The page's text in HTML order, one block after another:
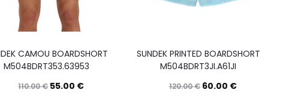
CAMOU BOARDSHORT
M504BDRT353.63953
110.00€ 55.00 €
SUNDEK PRINTED BOARDSHORT
M504BDRT3JI.A61JI
120.00€ 60.00 €